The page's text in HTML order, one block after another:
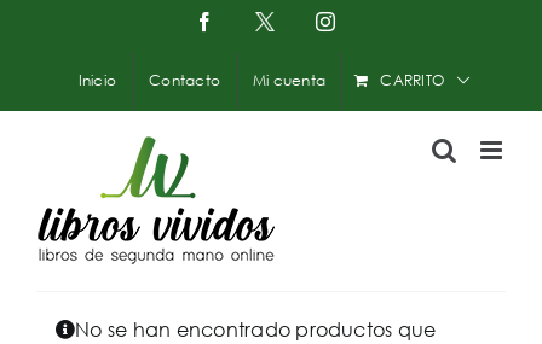
contenido
Facebook
X
Instagram
Inicio Contacto Mi cuenta CARRITO
No se han encontrado productos que